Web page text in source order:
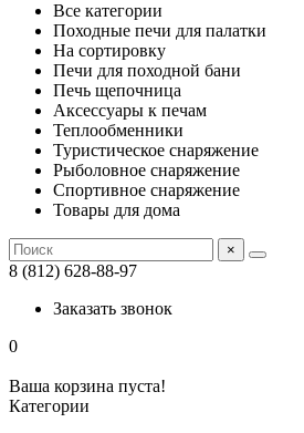
Все категории
Походные печи для палатки
На сортировку
Печи для походной бани
Печь щепочница
Аксессуары к печам
Теплообменники
Туристическое снаряжение
Рыболовное снаряжение
Спортивное снаряжение
Товары для дома
×
8 (812) 628-88-97
Заказать звонок
0
Ваша корзина пуста!
Категории